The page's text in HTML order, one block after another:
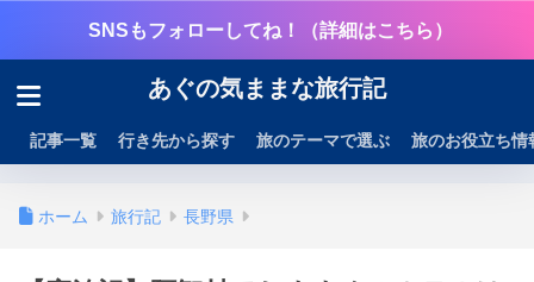
SNSもフォローしてね！（詳細はこちら）
あぐの気ままな旅行記
記事一覧 行き先から探す 旅のテーマで選ぶ 旅のお役立ち情
ホーム 旅行記 長野県